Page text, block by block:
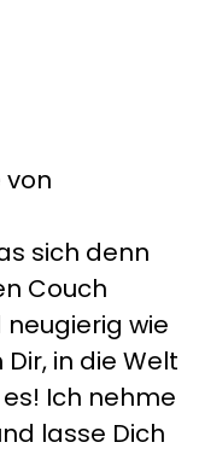
von
sich denn
Couch
wie
in die Welt
Ich nehme
lasse Dich